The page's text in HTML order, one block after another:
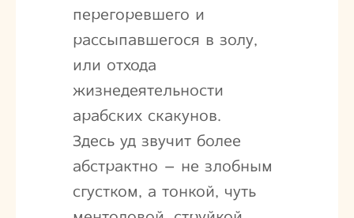
перегоревшего и
рассыпавшегося в золу,
или отхода
жизнедеятельности
арабских скакунов.
Здесь уд звучит более
абстрактно – не злобным
сгустком, а тонкой, чуть